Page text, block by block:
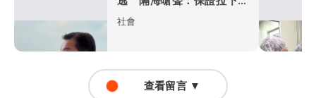
少1位高官
社會
查看留言 ▼